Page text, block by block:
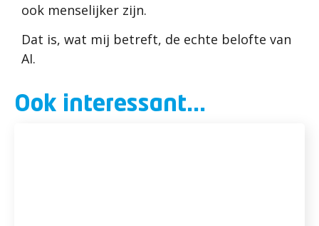
ook menselijker zijn.
Dat is, wat mij betreft, de echte belofte van
AI.
Ook interessant...